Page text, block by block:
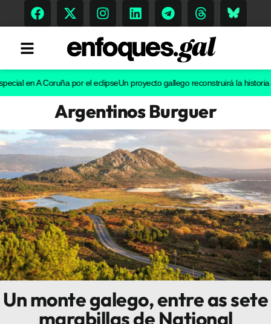
Memoria Histórica
Gastronomía
Escenarios
Sostenibilidad
Innova
en A Coruña por el eclipseUn proyecto gallego reconstruirá la historia
Argentinos Burguer
Un monte galego, entre as sete
marabillas de National